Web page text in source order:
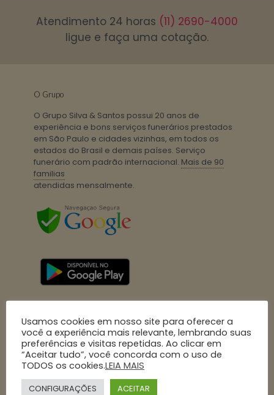
Atendimento 24 horas (11) 2690-4000
ligue e faça uma cotação.
O Grupo
O Grupo Silva & Santos possui 20 anos de
experiência e bons serviços funerários prestados
em São Paulo e cidades vizinhas, em todos os
estados do Brasil e demais países. Serviço
funerário com padrão internacional. Mais de 90
familias
atendidas mensalmente.
Nossa Politica
Contrato de Serviço
Usamos cookies em nosso site para oferecer a
você a experiência mais relevante, lembrando suas
preferências e visitas repetidas. Ao clicar em
“Aceitar tudo”, você concorda com o uso de
TODOS os cookies.LEIA MAIS
CONFIGURAÇÕES ACEITAR